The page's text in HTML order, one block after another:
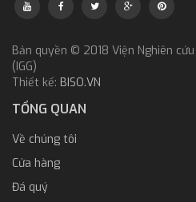
Bản quyền © 2018 Viện Nghiên
(IGG)
Thiết kế: BISO.VN
TỔNG QUAN
Về chúng tôi
Cửa hàng
Đá quý